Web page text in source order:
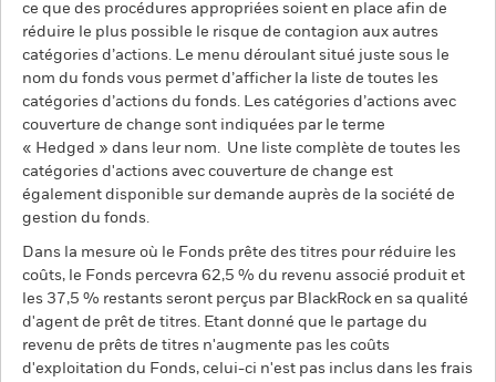
ce que des procédures appropriées soient en place afin de
réduire le plus possible le risque de contagion aux autres
catégories d’actions. Le menu déroulant situé juste sous le
nom du fonds vous permet d’afficher la liste de toutes les
catégories d’actions du fonds. Les catégories d’actions avec
couverture de change sont indiquées par le terme
« Hedged » dans leur nom. Une liste complète de toutes les
catégories d'actions avec couverture de change est
également disponible sur demande auprès de la société de
gestion du fonds.
Dans la mesure où le Fonds prête des titres pour réduire les
coûts, le Fonds percevra 62,5 % du revenu associé produit et
les 37,5 % restants seront perçus par BlackRock en sa qualité
d'agent de prêt de titres. Etant donné que le partage du
revenu de prêts de titres n'augmente pas les coûts
d'exploitation du Fonds, celui-ci n'est pas inclus dans les frais